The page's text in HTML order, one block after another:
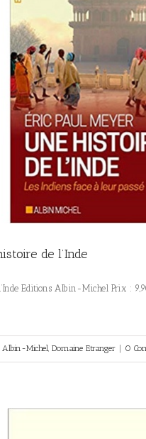
de l’Inde
Editions Albin-Michel Prix :
Albin-Michel, Domaine Etranger 0